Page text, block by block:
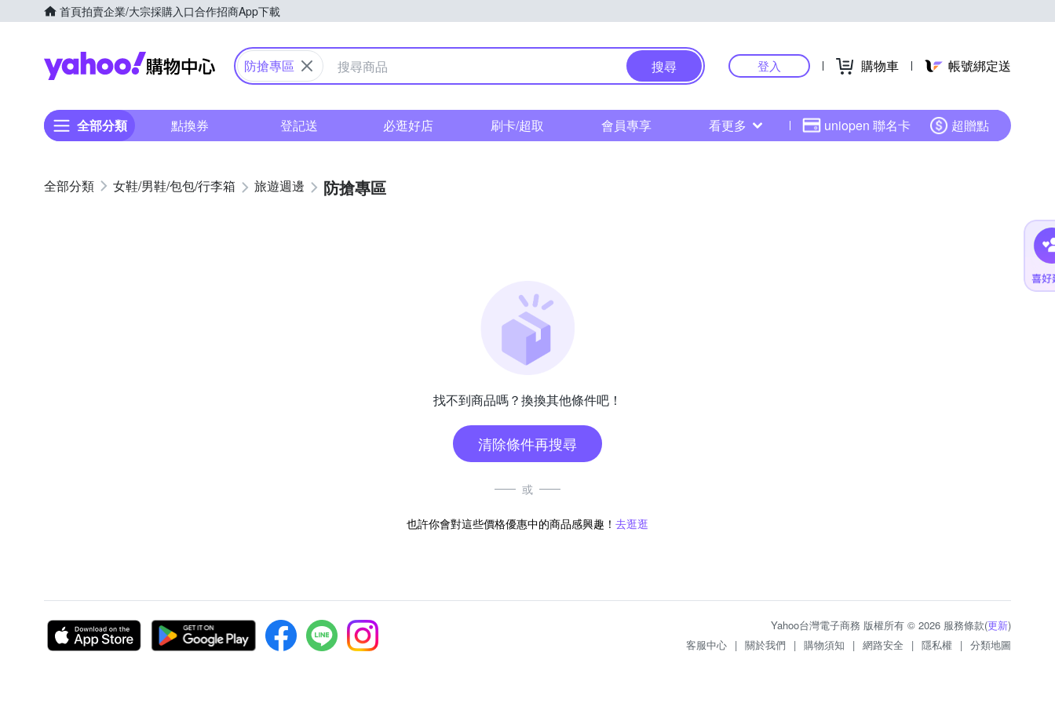
首頁拍賣企業/大宗採購入口合作招商App下載
Yahoo購物中心
防搶專區 搜尋 登入 購物車 帳號綁定送
全部分類 點換券 登記送 必逛好店 刷卡/超取 會員專享 看更多 uniopen 聯名卡 超贈點
女鞋/男鞋/包包/行李箱 旅遊週邊 防搶專區
找不到商品嗎？換換其他條件吧！
清除條件再搜尋
或
也許你會對這些價格優惠中的商品感興趣！ 去逛逛
Yahoo台灣電子商務 版權所有 © 2026 服務條款(更新)
客服中心 | 關於我們 | 購物須知 | 網路安全 | 隱私權 | 分類地圖